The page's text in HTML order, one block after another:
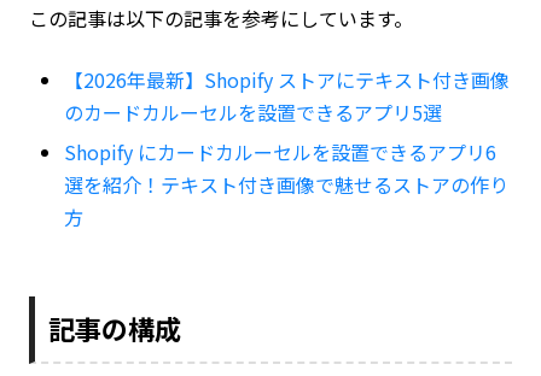
この記事は以下の記事を参考にしています。
【2026年最新】Shopify ストアにテキスト付き画像
のカードカルーセルを設置できるアプリ5選
Shopify にカードカルーセルを設置できるアプリ6
選を紹介！テキスト付き画像で魅せるストアの作り
方
記事の構成